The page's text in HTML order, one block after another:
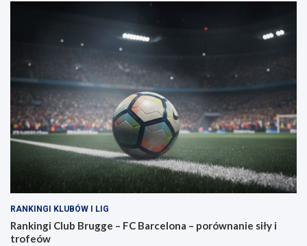
RANKINGI KLUBÓW I LIG
Rankingi Club Brugge – FC Barcelona – porównanie siły i
trofeów